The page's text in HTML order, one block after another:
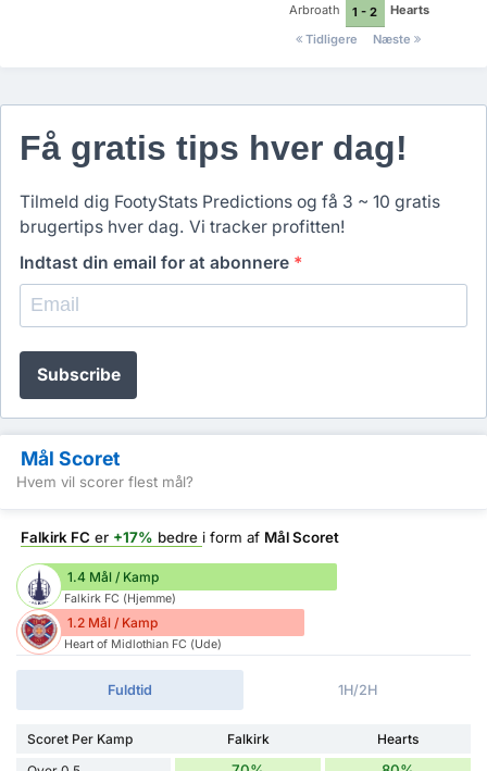
Arbroath 1 - 2
Hearts
Tidligere
Næste
Få gratis tips hver dag!
Tilmeld dig FootyStats Predictions og få 3 ~ 10 gratis
brugertips hver dag. Vi tracker profitten!
Indtast din email for at abonnere *
Subscribe
Mål Scoret
Hvem vil scorer flest mål?
Falkirk FC er +17% bedre i form af Mål Scoret
1.4 Mål / Kamp
Falkirk FC (Hjemme)
1.2 Mål / Kamp
Heart of Midlothian FC (Ude)
Fuldtid 1H/2H
Scoret Per Kamp Falkirk
Hearts